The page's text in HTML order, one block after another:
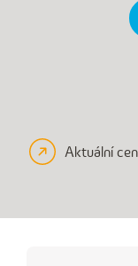
Aktuální